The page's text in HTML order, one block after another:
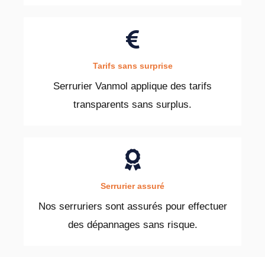
Tarifs sans surprise
Serrurier Vanmol applique des tarifs
transparents sans surplus.
Serrurier assuré
Nos serruriers sont assurés pour effectuer
des dépannages sans risque.